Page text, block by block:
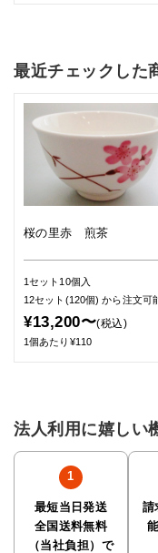
最近チェックした
桜の里赤 煎茶
1セット10個入
12セット(120個)から注文可
¥13,200〜(税込)
1個あたり¥110
法人利用に嬉しい
最短当日発送
全国送料無料
（当社負担）で
請